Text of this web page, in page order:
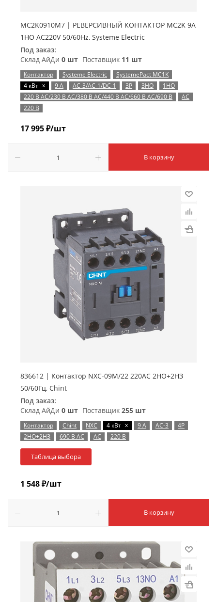
MC2K0910M7 | РЕВЕРСИВНЫЙ КОНТАКТОР MC2K 9A
1НО AC220V 50/60Hz, Systeme Electric
Под заказ:
Склад АйДи 0 шт Поставщик 11 шт
Контактор Systeme Electric
SystemePact MC1K
4 кВт x 9 А AC-3/AC-1/DC-1 3P 3НО
1НО
220 В AC/230 В AC/380 В AC/440 В AC/660 В AC/690 В
AC
220 В
17 995₽/шт
В корзину
836612 | Контактор NXC-09M/22 220AC 2НО+2НЗ
50/60Гц, Chint
Под заказ:
Склад АйДи 0 шт Поставщик 255 шт
Контактор Chint NXC 4 кВт x 9 А AC-3
4P
2НО+2НЗ
690 В AC AC 220 В
Таблица выбора
1 548₽/шт
В корзину